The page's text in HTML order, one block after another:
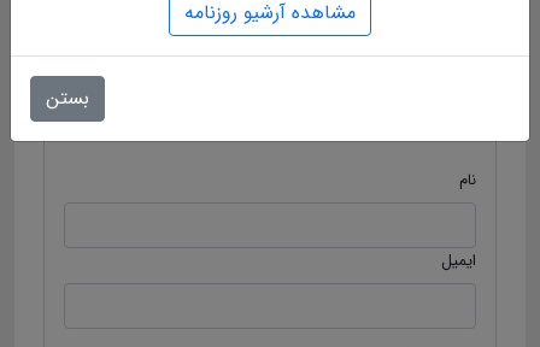
برچسب ها :
نام
ایمیل
مشاهده آرشیو روزنامه
بستن